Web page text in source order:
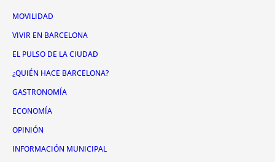
MOVILIDAD
VIVIR EN BARCELONA
EL PULSO DE LA CIUDAD
¿QUIÉN HACE BARCELONA?
GASTRONOMÍA
ECONOMÍA
OPINIÓN
INFORMACIÓN MUNICIPAL